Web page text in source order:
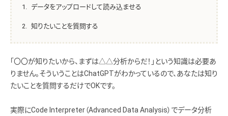
データをアップロードして読み込ませる
知りたいことを質問する
「〇〇が知りたいから、まずは△△分析からだ！」という知識は必要あ
りません。そういうことはChatGPTがわかっているので、あなたは知り
たいことを質問するだけでOKです。
実際にCode Interpreter（Advanced Data Analysis）でデータ分析